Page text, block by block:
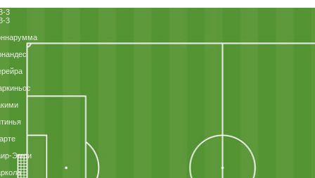
3
3
Эмри